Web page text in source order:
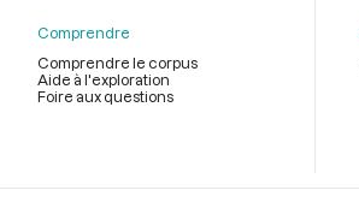
page
Comprendre
Comprendre le corpus
Aide à l'exploration
Foire aux questions